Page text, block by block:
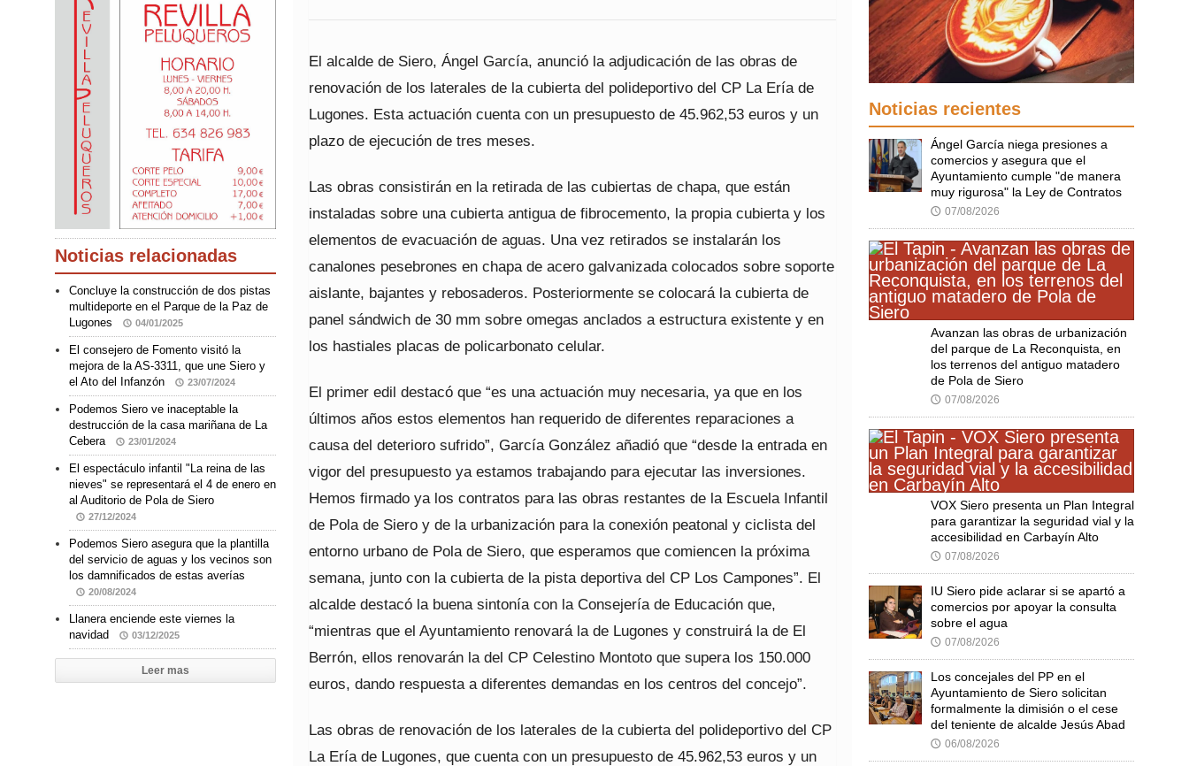
El alcalde de Siero, Ángel García, anunció la adjudicación de las obras de
renovación de los laterales de la cubierta del polideportivo del CP La Ería de
Lugones. Esta actuación cuenta con un presupuesto de 45.962,53 euros y un
plazo de ejecución de tres meses.
Las obras consistirán en la retirada de las cubiertas de chapa, que están
instaladas sobre una cubierta antigua de fibrocemento, la propia cubierta y los
elementos de evacuación de aguas. Una vez retirados se instalarán los
canalones pesebrones en chapa de acero galvanizada colocados sobre soporte
aislante, bajantes y rebosaderos. Posteriormente se colocará la cubierta de
panel sándwich de 30 mm sobre omegas anclados a estructura existente y en
los hastiales placas de policarbonato celular.
El primer edil destacó que “es una actuación muy necesaria, ya que en los
últimos años estos elementos han requerido de diferentes reparaciones a
causa del deterioro sufrido”, García González añadió que “desde la entrada en
vigor del presupuesto ya estamos trabajando para ejecutar las inversiones.
Hemos firmado ya los contratos para las obras restantes de la Escuela Infantil
de Pola de Siero y de la urbanización para la conexión peatonal y ciclista del
entorno urbano de Pola de Siero, que esperamos que comiencen la próxima
semana, junto con la cubierta de la pista deportiva del CP Los Campones”. El
alcalde destacó la buena sintonía con la Consejería de Educación que,
“mientras que el Ayuntamiento renovará la de Lugones y construirá la de El
Berrón, ellos renovarán la del CP Celestino Montoto que supera los 150.000
euros, dando respuesta a diferentes demandas en los centros del concejo”.
Las obras de renovación de los laterales de la cubierta del polideportivo del CP
La Ería de Lugones, que cuenta con un presupuesto de 45.962,53 euros y un
Noticias relacionadas
Concluye la construcción de dos pistas
multideporte en el Parque de la Paz de
Lugones
04/01/2025
El consejero de Fomento visitó la
mejora de la AS-3311, que une Siero y
el Ato del Infanzón
23/07/2024
Podemos Siero ve inaceptable la
destrucción de la casa mariñana de La
Cebera
23/01/2024
El espectáculo infantil "La reina de las
nieves" se representará el 4 de enero en
al Auditorio de Pola de Siero
27/12/2024
Podemos Siero asegura que la plantilla
del servicio de aguas y los vecinos son
los damnificados de estas averías
20/08/2024
Llanera enciende este viernes la
navidad
03/12/2025
Leer mas
Noticias recientes
Ángel García niega presiones a
comercios y asegura que el
Ayuntamiento cumple "de manera
muy rigurosa" la Ley de Contratos
🕔 07/08/2026
Avanzan las obras de urbanización
del parque de La Reconquista, en
los terrenos del antiguo matadero
de Pola de Siero
🕔 07/08/2026
VOX Siero presenta un Plan Integral
para garantizar la seguridad vial y la
accesibilidad en Carbayín Alto
🕔 07/08/2026
IU Siero pide aclarar si se apartó a
comercios por apoyar la consulta
sobre el agua
🕔 07/08/2026
Los concejales del PP en el
Ayuntamiento de Siero solicitan
formalmente la dimisión o el cese
del teniente de alcalde Jesús Abad
🕔 06/08/2026